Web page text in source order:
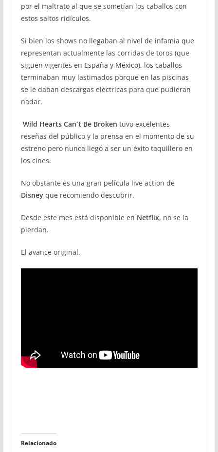
por el maltrato al que se sometían los caballos con
estos saltos ridículos.
Si bien los shows no llegaban al nivel de infamia que
representan actualmente las corridas de toros (que
siguen vigentes en España y México), los caballos
terminaban muy lastimados porque en las piscinas
se le daban descargas eléctricas para que pudieran
nadar.
Wild Hearts Can´t Be Broken tuvo excelentes
reseñas del público y la prensa en el momento de su
estreno pero nunca llegó a ser un éxito taquillero en
los cines.
No obstante es una gran película live action de
Disneyque recomiendo descubrir.
Desde este mes está disponible en Netflix, no se la
pierdan.
El avance original.
Relacionado